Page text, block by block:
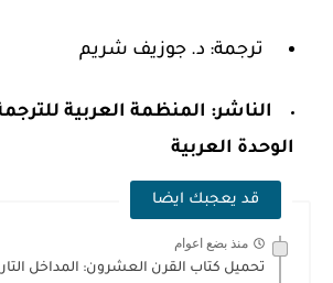
ترجمة: د. جوزيف شريم
الناشر: المنظمة العربية
الوحدة العربية
قد يعجبك ايضا
منذ بضع اعوام
تحميل كتاب القرن العشرون: المداخل